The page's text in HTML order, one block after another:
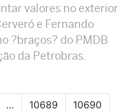
valores no exterior
e Fernando
?braços? do PMDB
da Petrobras.
… 10689
10690